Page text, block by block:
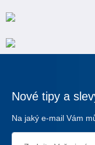
Nové tipy a
Na jaký e-mail Vám